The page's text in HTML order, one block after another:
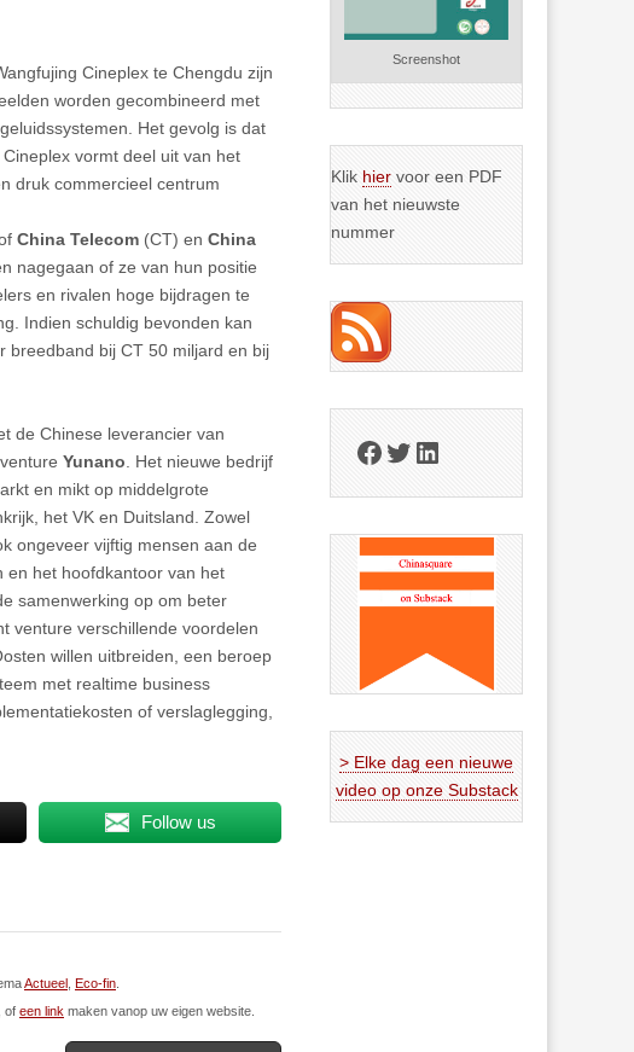
Cineplex te Chengdu zijn
worden gecombineerd met
Het gevolg is dat
vormt deel uit van het
druk commercieel centrum
China Telecom (CT) en China
nagegaan of ze van hun positie
en rivalen hoge bijdragen te
Indien schuldig bevonden kan
breedband bij CT 50 miljard en bij
de Chinese leverancier van
Yunano . Het nieuwe bedrijf
en mikt op middelgrote
het VK en Duitsland. Zowel
ongeveer vijftig mensen aan de
en het hoofdkantoor van het
samenwerking op om beter
venture verschillende voordelen
willen uitbreiden, een beroep
met realtime business
of verslaglegging,
Follow us
Actueel Eco-fin
, of een link maken vanop uw eigen website.
Screenshot
Klik hier voor een PDF
van het nieuwste
nummer
Facebook
Twitter
LinkedIn
> Elke dag een nieuwe
video op onze Substack